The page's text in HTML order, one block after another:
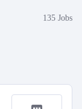
135 Jobs